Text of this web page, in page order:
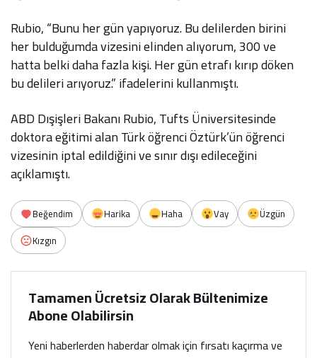
Rubio, “Bunu her gün yapıyoruz. Bu delilerden birini
her bulduğumda vizesini elinden alıyorum, 300 ve
hatta belki daha fazla kişi. Her gün etrafı kırıp döken
bu delileri arıyoruz.” ifadelerini kullanmıştı.
ABD Dışişleri Bakanı Rubio, Tufts Üniversitesinde
doktora eğitimi alan Türk öğrenci Öztürk’ün öğrenci
vizesinin iptal edildiğini ve sınır dışı edileceğini
açıklamıştı.
Beğendim Harika Haha Vay
Üzgün
Kızgın
Tamamen Ücretsiz Olarak Bültenimize
Abone Olabilirsin
Yeni haberlerden haberdar olmak için fırsatı kaçırma ve